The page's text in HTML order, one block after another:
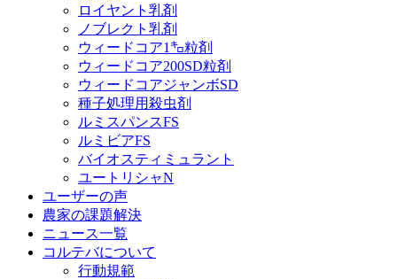
ロイヤント乳剤
ノブレクト乳剤
ウィードコア1㌔粒剤
ウィードコア200SD粒剤
ウィードコアジャンボSD
種子処理用殺虫剤
ルミスパンスFS
ルミビアFS
バイオスティミュラント
ユートリシャN
ユーザーの声
農家の課題解決
ニュース一覧
コルテバについて
行動規範